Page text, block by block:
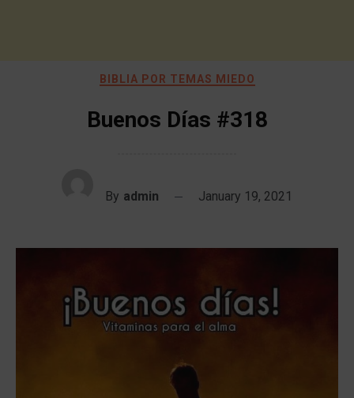
BIBLIA POR TEMAS MIEDO
Buenos Días #318
By admin January 19, 2021